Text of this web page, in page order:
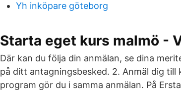
Yh inköpare göteborg
Starta eget kurs malmö -
Där kan du följa din anmälan, se dina
på ditt antagningsbesked. 2. Anmäl dig till
program gör du i samma anmälan. På